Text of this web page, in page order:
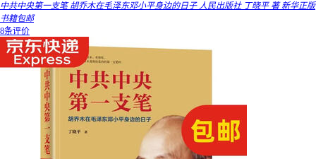
中共中央第一支笔 胡乔木在毛泽东邓小平身边的日子 人民出版社 丁晓平 著 新华正版
书籍包邮
8条评价